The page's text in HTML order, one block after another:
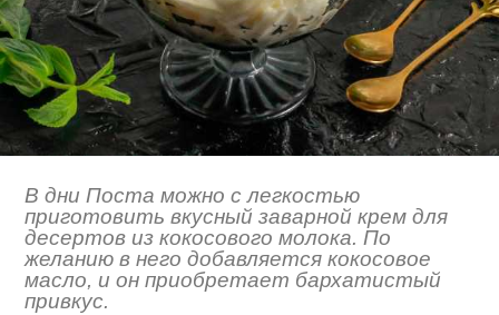
В дни Поста можно с легкостью
приготовить вкусный заварной крем для
десертов из кокосового молока. По
желанию в него добавляется кокосовое
масло, и он приобретает бархатистый
привкус.